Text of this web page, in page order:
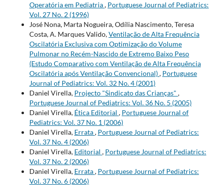
Operatória em Pediatria, Portuguese Journal of Pediatrics:
Vol. 27 No. 2 (1996)
José Nona, Marta Nogueira, Odília Nascimento, Teresa
Costa, A. Marques Valido,Ventilação de Alta Frequência
Oscilatória Exclusiva com Optimização do Volume
Pulmonar no Recém-Nascido de Extremo Baixo Peso
(Estudo Comparativo com Ventilação de Alta Frequência
Oscilatória após Ventilação Convencional), Portuguese
Journal of Pediatrics: Vol. 32 No. 4 (2001)
Daniel Virella, Projecto "Sindicato das Crianças" ,
Portuguese Journal of Pediatrics: Vol. 36 No. 5 (2005)
Daniel Virella, Ética Editorial , Portuguese Journal of
Pediatrics: Vol. 37 No. 1 (2006)
Daniel Virella, Errata, Portuguese Journal of Pediatrics:
Vol. 37 No. 4 (2006)
Daniel Virella, Editorial , Portuguese Journal of Pediatrics:
Vol. 37 No. 2 (2006)
Daniel Virella, Errata, Portuguese Journal of Pediatrics:
Vol. 37 No. 6 (2006)